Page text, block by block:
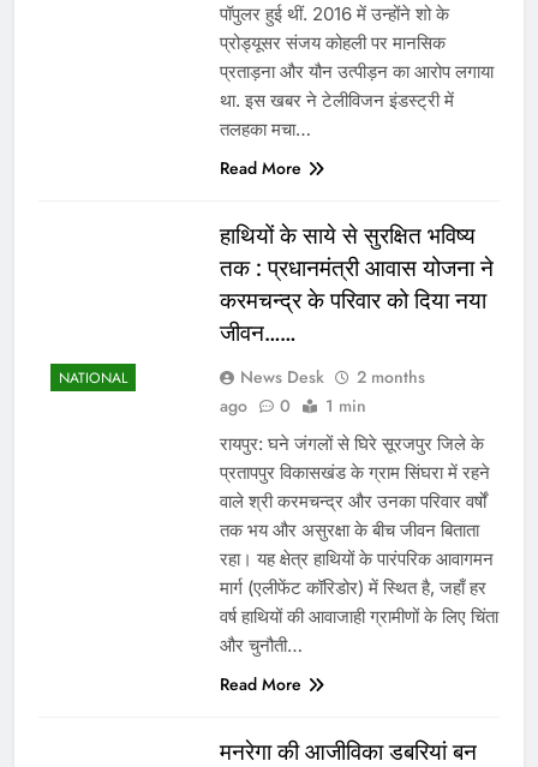
पॉपुलर हुई थीं. 2016 में उन्होंने शो के
प्रोड्यूसर संजय कोहली पर मानसिक
प्रताड़ना और यौन उत्पीड़न का आरोप लगाया
था. इस खबर ने टेलीविजन इंडस्ट्री में
तलहका मचा…
Read More
NATIONAL
हाथियों के साये से सुरक्षित भविष्य
तक : प्रधानमंत्री आवास योजना ने
करमचन्द्र के परिवार को दिया नया
जीवन……
News Desk
2 months
ago
0 1 min
रायपुर: घने जंगलों से घिरे सूरजपुर जिले के
प्रतापपुर विकासखंड के ग्राम सिंघरा में रहने
वाले श्री करमचन्द्र और उनका परिवार वर्षों
तक भय और असुरक्षा के बीच जीवन बिताता
रहा। यह क्षेत्र हाथियों के पारंपरिक आवागमन
मार्ग (एलीफेंट कॉरिडोर) में स्थित है, जहाँ हर
वर्ष हाथियों की आवाजाही ग्रामीणों के लिए चिंता
और चुनौती…
Read More
मनरेगा की आजीविका डबरियां बन